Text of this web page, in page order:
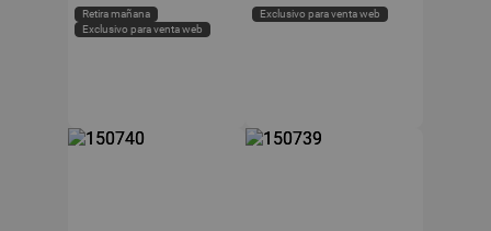
Retira mañana
Exclusivo para venta web
Exclusivo para venta web